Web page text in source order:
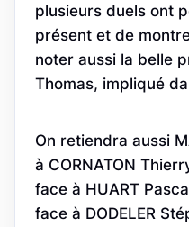
plusieurs duels ont
présent et de
noter aussi la belle
Thomas, impliqué
On retiendra aussi
à CORNATON
face à HUART
face à DODELER